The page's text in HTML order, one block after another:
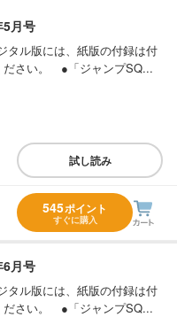
5月号
タル版には、紙版の付録は付
ださい。 ●「ジャンプSQ...
試し読み
545ポイント
すぐに購入
6月号
タル版には、紙版の付録は付
ださい。 ●「ジャンプSQ...